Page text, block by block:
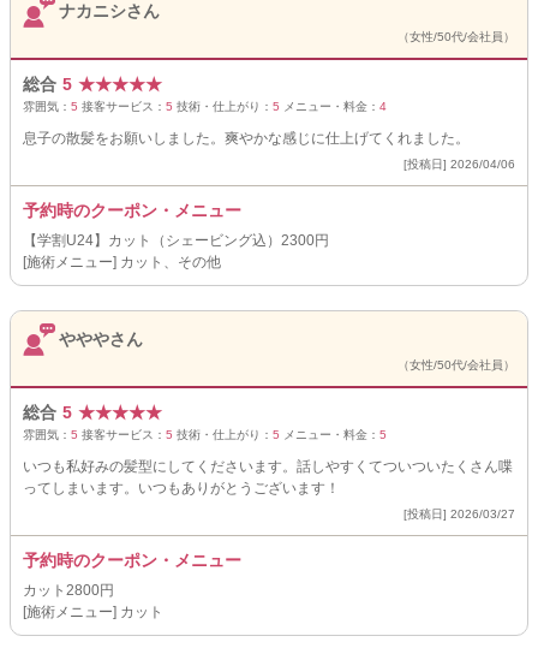
ナカニシさん
（女性/50代/会社員）
総合 5 ★★★★★
雰囲気： 5 接客サービス： 5 技術・仕上がり： 5 メニュー・料金： 4
息子の散髪をお願いしました。爽やかな感じに仕上げてくれました。
[投稿日] 2026/04/06
予約時のクーポン・メニュー
【学割U24】カット（シェービング込）2300円
[施術メニュー] カット、その他
やややさん
（女性/50代/会社員）
総合 5 ★★★★★
雰囲気： 5 接客サービス： 5 技術・仕上がり： 5 メニュー・料金： 5
いつも私好みの髪型にしてくださいます。話しやすくてついついたくさん喋
ってしまいます。いつもありがとうございます！
[投稿日] 2026/03/27
予約時のクーポン・メニュー
カット2800円
[施術メニュー] カット